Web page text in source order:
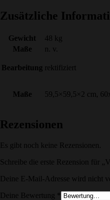
Zusätzliche
Gewicht
48 kg
Maße
n. v.
Bearbeitung rektifiziert
Maße 59,5×59,5×2 cm,
Rezensionen
Es gibt noch keine Rezensionen.
Schreibe die erste Rezension für
Deine E-Mail-Adresse wird nicht
Deine Bewertung